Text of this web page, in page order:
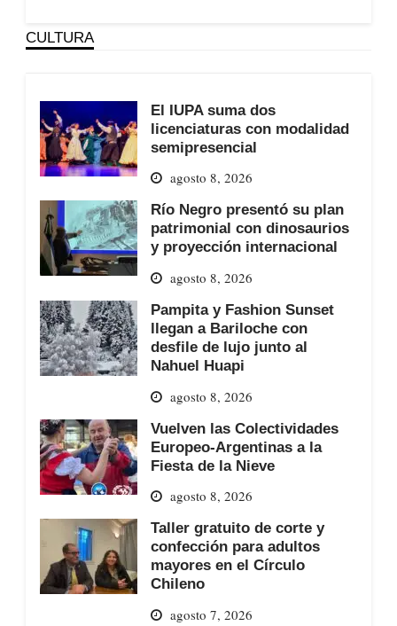
CULTURA
El IUPA suma dos
licenciaturas con modalidad
semipresencial
agosto 8, 2026
Río Negro presentó su plan
patrimonial con dinosaurios
y proyección internacional
agosto 8, 2026
Pampita y Fashion Sunset
llegan a Bariloche con
desfile de lujo junto al
Nahuel Huapi
agosto 8, 2026
Vuelven las Colectividades
Europeo-Argentinas a la
Fiesta de la Nieve
agosto 8, 2026
Taller gratuito de corte y
confección para adultos
mayores en el Círculo
Chileno
agosto 7, 2026